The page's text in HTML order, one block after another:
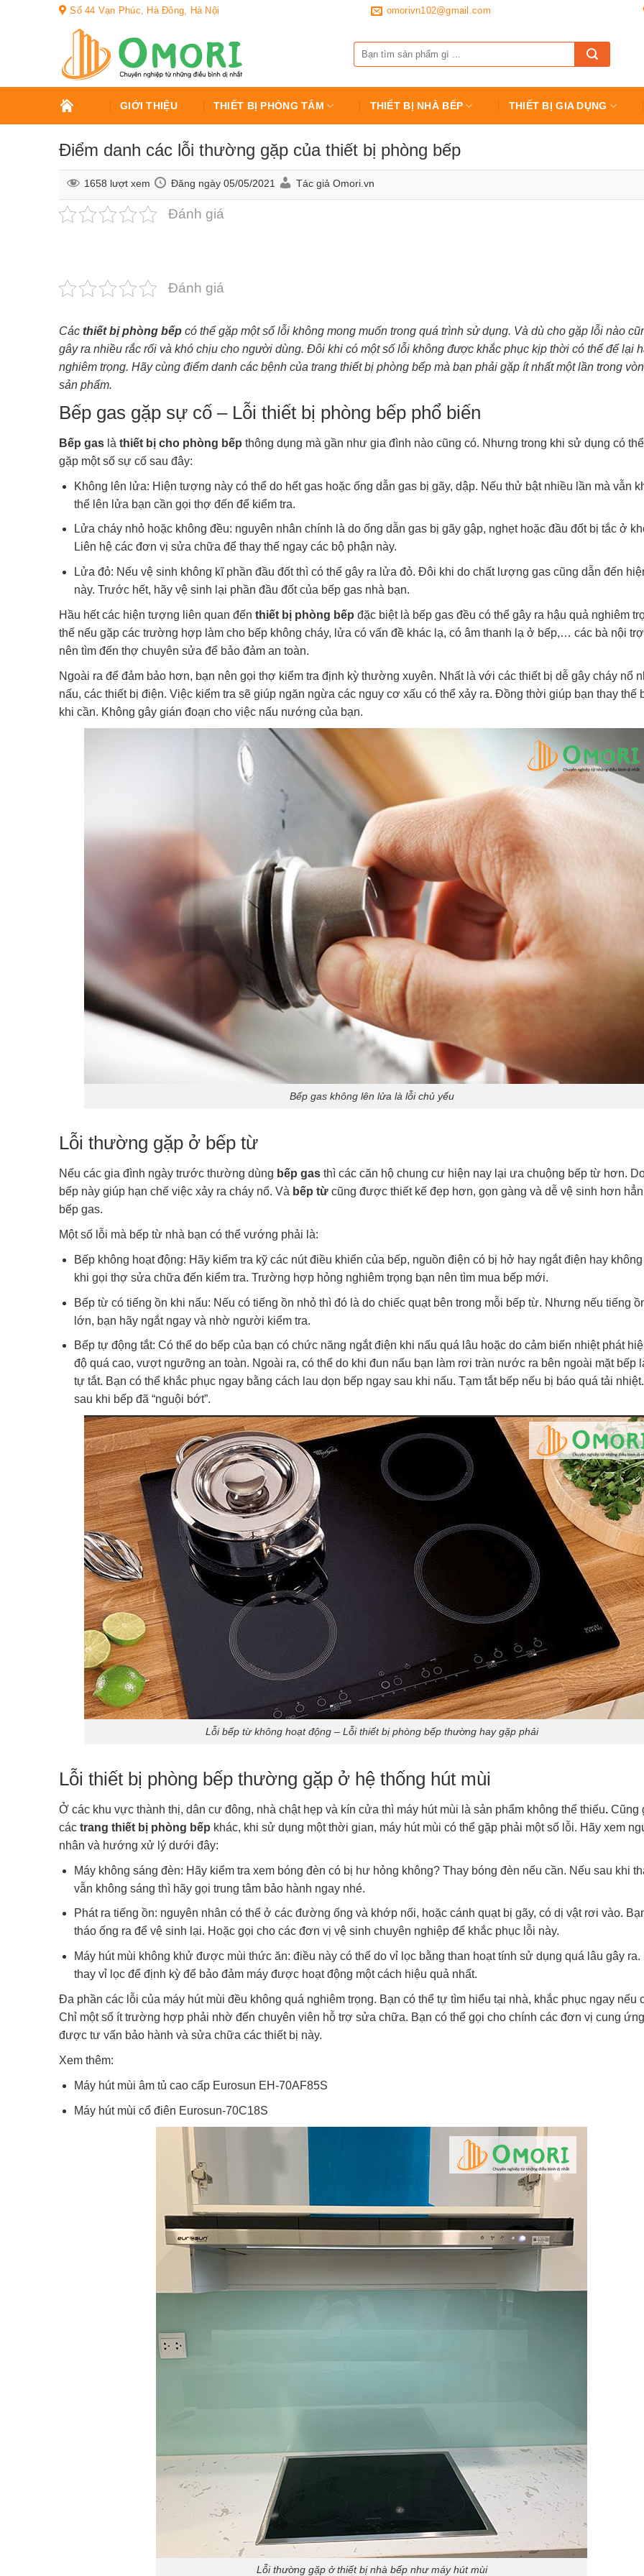
Số 44 Vạn Phúc, Hà Đông, Hà Nội omorivn102@gmail.com
kiếm:
TRANG
CHỦ
GIỚI THIỆU THIẾT BỊ PHÒNG TẮM THIẾT BỊ NHÀ BẾP THIẾT BỊ GIA DỤNG
Điểm danh các lỗi thường gặp của thiết bị phòng bếp
1658 lượt xem Đăng ngày 05/05/2021 Tác giả Omori.vn
Đánh giá
Đánh giá
Các thiết bị phòng bếp có thể gặp một số lỗi không mong muốn trong quá trình sử dụng. Và dù cho gặp lỗi nào
gây ra nhiều rắc rối và khó chịu cho người dùng. Đôi khi có một số lỗi không được khắc phục kịp thời có thể để lại
nghiêm trọng. Hãy cùng điểm danh các bệnh của trang thiết bị phòng bếp mà bạn phải gặp ít nhất một lần trong
sản phẩm.
Bếp gas gặp sự cố – Lỗi thiết bị phòng bếp phổ biến
Bếp gas là thiết bị cho phòng bếp thông dụng mà gần như gia đình nào cũng có. Nhưng trong khi sử dụng có
gặp một số sự cố sau đây:
Không lên lửa: Hiện tượng này có thể do hết gas hoặc ống dẫn gas bị gãy, dập. Nếu thử bật nhiều lần mà vẫn
thể lên lửa bạn cần gọi thợ đến để kiểm tra.
Lửa cháy nhỏ hoặc không đều: nguyên nhân chính là do ống dẫn gas bị gãy gập, nghẹt hoặc đầu đốt bị tắc ở
Liên hệ các đơn vị sửa chữa để thay thế ngay các bộ phận này.
Lửa đỏ: Nếu vệ sinh không kĩ phần đầu đốt thì có thể gây ra lửa đỏ. Đôi khi do chất lượng gas cũng dẫn đến
này. Trước hết, hãy vệ sinh lại phần đầu đốt của bếp gas nhà bạn.
Hầu hết các hiện tượng liên quan đến thiết bị phòng bếp đặc biệt là bếp gas đều có thể gây ra hậu quả nghiêm
thế nếu gặp các trường hợp làm cho bếp không cháy, lửa có vấn đề khác lạ, có âm thanh lạ ở bếp,… các bà nội
nên tìm đến thợ chuyên sửa để bảo đảm an toàn.
Ngoài ra để đảm bảo hơn, bạn nên gọi thợ kiểm tra định kỳ thường xuyên. Nhất là với các thiết bị dễ gây cháy nổ
nấu, các thiết bị điện. Việc kiểm tra sẽ giúp ngăn ngừa các nguy cơ xấu có thể xảy ra. Đồng thời giúp bạn thay thế
khi cần. Không gây gián đoạn cho việc nấu nướng của bạn.
Bếp gas không lên lửa là lỗi chủ yếu
Lỗi thường gặp ở bếp từ
Nếu các gia đình ngày trước thường dùng bếp gas thì các căn hộ chung cư hiện nay lại ưa chuộng bếp từ hơn.
bếp này giúp hạn chế việc xảy ra cháy nổ. Và bếp từ cũng được thiết kế đẹp hơn, gọn gàng và dễ vệ sinh hơn
bếp gas.
Một số lỗi mà bếp từ nhà bạn có thể vướng phải là:
Bếp không hoạt động: Hãy kiểm tra kỹ các nút điều khiển của bếp, nguồn điện có bị hở hay ngắt điện hay
khi gọi thợ sửa chữa đến kiểm tra. Trường hợp hỏng nghiêm trọng bạn nên tìm mua bếp mới.
Bếp từ có tiếng ồn khi nấu: Nếu có tiếng ồn nhỏ thì đó là do chiếc quạt bên trong mỗi bếp từ. Nhưng nếu tiếng
lớn, bạn hãy ngắt ngay và nhờ người kiểm tra.
Bếp tự động tắt: Có thể do bếp của bạn có chức năng ngắt điện khi nấu quá lâu hoặc do cảm biến nhiệt phát
độ quá cao, vượt ngưỡng an toàn. Ngoài ra, có thể do khi đun nấu bạn làm rơi tràn nước ra bên ngoài mặt bếp
tự tắt. Bạn có thể khắc phục ngay bằng cách lau dọn bếp ngay sau khi nấu. Tạm tắt bếp nếu bị báo quá tải
sau khi bếp đã “nguội bớt”.
Lỗi bếp từ không hoạt động – Lỗi thiết bị phòng bếp thường hay gặp phải
Lỗi thiết bị phòng bếp thường gặp ở hệ thống hút mùi
Ở các khu vực thành thị, dân cư đông, nhà chật hẹp và kín cửa thì máy hút mùi là sản phẩm không thể thiếu. Cũng
các trang thiết bị phòng bếp khác, khi sử dụng một thời gian, máy hút mùi có thể gặp phải một số lỗi. Hãy xem
nhân và hướng xử lý dưới đây:
Máy không sáng đèn: Hãy kiểm tra xem bóng đèn có bị hư hỏng không? Thay bóng đèn nếu cần. Nếu sau khi
vẫn không sáng thì hãy gọi trung tâm bảo hành ngay nhé.
Phát ra tiếng ồn: nguyên nhân có thể ở các đường ống và khớp nối, hoặc cánh quạt bị gãy, có dị vật rơi vào.
tháo ống ra để vệ sinh lại. Hoặc gọi cho các đơn vị vệ sinh chuyên nghiệp để khắc phục lỗi này.
Máy hút mùi không khử được mùi thức ăn: điều này có thể do vỉ lọc bằng than hoạt tính sử dụng quá lâu gây ra.
thay vỉ lọc để định kỳ để bảo đảm máy được hoạt động một cách hiệu quả nhất.
Đa phần các lỗi của máy hút mùi đều không quá nghiêm trọng. Bạn có thể tự tìm hiểu tại nhà, khắc phục ngay nếu
Chỉ một số ít trường hợp phải nhờ đến chuyên viên hỗ trợ sửa chữa. Bạn có thể gọi cho chính các đơn vị cung
được tư vấn bảo hành và sửa chữa các thiết bị này.
Xem thêm:
Máy hút mùi âm tủ cao cấp Eurosun EH-70AF85S
Máy hút mùi cổ điên Eurosun-70C18S
Lỗi thường gặp ở thiết bị nhà bếp như máy hút mùi